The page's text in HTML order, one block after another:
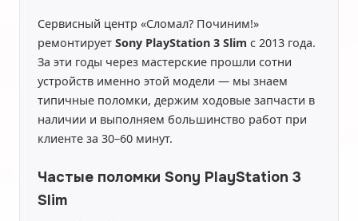
Сервисный центр «Сломал? Починим!»
ремонтирует Sony PlayStation 3 Slim с 2013 года.
За эти годы через мастерские прошли сотни
устройств именно этой модели — мы знаем
типичные поломки, держим ходовые запчасти в
наличии и выполняем большинство работ при
клиенте за 30–60 минут.
Частые поломки Sony PlayStation 3
Slim